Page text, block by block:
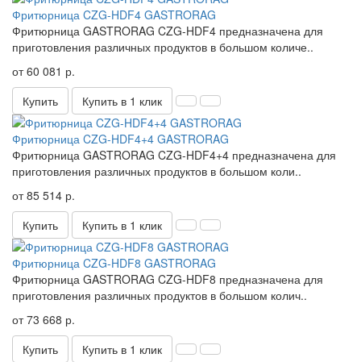
Фритюрница CZG-HDF4 GASTRORAG
Фритюрница GASTRORAG CZG-HDF4 предназначена для
приготовления различных продуктов в большом количе..
от 60 081 р.
Купить
Купить в 1 клик
Фритюрница CZG-HDF4+4 GASTRORAG
Фритюрница GASTRORAG CZG-HDF4+4 предназначена для
приготовления различных продуктов в большом коли..
от 85 514 р.
Купить
Купить в 1 клик
Фритюрница CZG-HDF8 GASTRORAG
Фритюрница GASTRORAG CZG-HDF8 предназначена для
приготовления различных продуктов в большом колич..
от 73 668 р.
Купить
Купить в 1 клик